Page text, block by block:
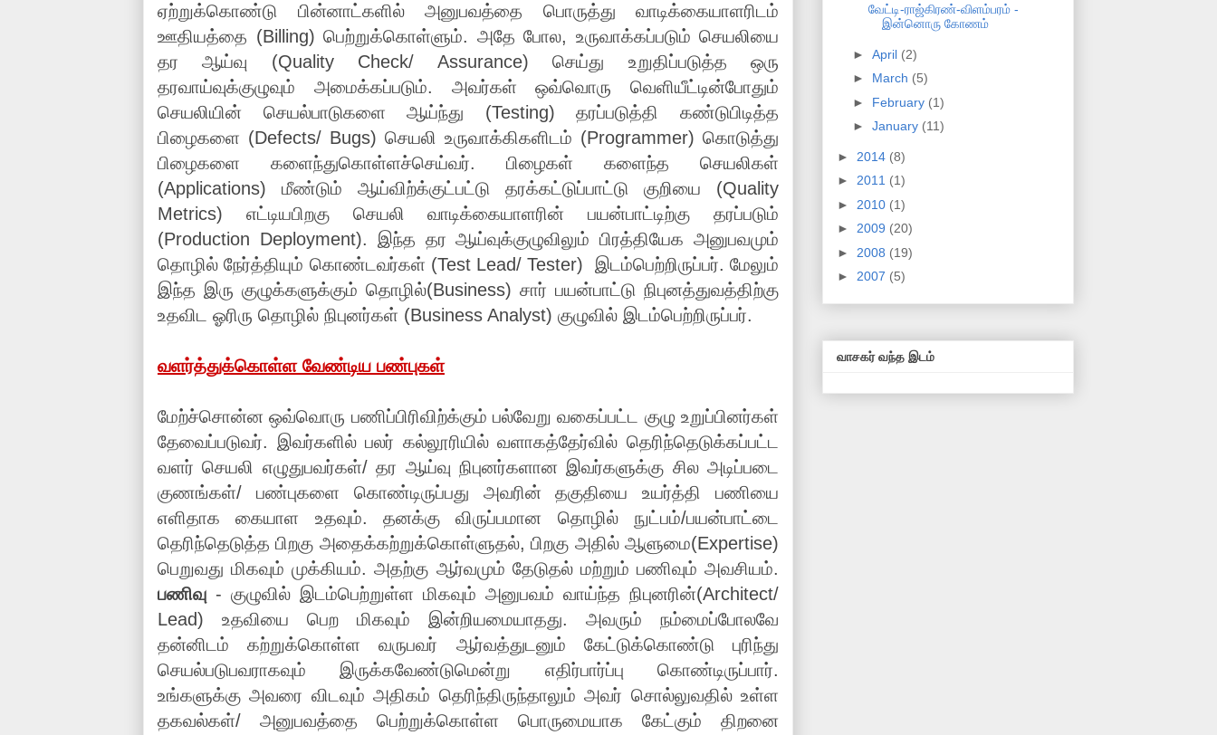
ஏற்றுக்கொண்டு பின்னாட்களில் அனுபவத்தை பொருத்து வாடிக்கையாளரிடம்
ஊதியத்தை (Billing) பெற்றுக்கொள்ளும். அதே போல, உருவாக்கப்படும் செயலியை
தர ஆய்வு (Quality Check/ Assurance) செய்து உறுதிப்படுத்த ஒரு
தரவாய்வுக்குழுவும் அமைக்கப்படும். அவர்கள் ஒவ்வொரு வெளியீட்டின்போதும்
செயலியின் செயல்பாடுகளை ஆய்ந்து (Testing) தரப்படுத்தி கண்டுபிடித்த
பிழைகளை (Defects/ Bugs) செயலி உருவாக்கிகளிடம் (Programmer) கொடுத்து
பிழைகளை களைந்துகொள்ளச்செய்வர். பிழைகள் களைந்த செயலிகள்
(Applications) மீண்டும் ஆய்விற்க்குட்பட்டு தரக்கட்டுப்பாட்டு குறியை (Quality
Metrics) எட்டியபிறகு செயலி வாடிக்கையாளரின் பயன்பாட்டிற்கு தரப்படும்
(Production Deployment). இந்த தர ஆய்வுக்குழுவிலும் பிரத்தியேக அனுபவமும்
தொழில் நேர்த்தியும் கொண்டவர்கள் (Test Lead/ Tester) இடம்பெற்றிருப்பர். மேலும்
இந்த இரு குழுக்களுக்கும் தொழில்(Business) சார் பயன்பாட்டு நிபுனத்துவத்திற்கு
உதவிட ஓரிரு தொழில் நிபுனர்கள் (Business Analyst) குழுவில் இடம்பெற்றிருப்பர்.
வளர்த்துக்கொள்ள வேண்டிய பண்புகள்
மேற்ச்சொன்ன ஒவ்வொரு பணிப்பிரிவிற்க்கும் பல்வேறு வகைப்பட்ட குழு உறுப்பினர்கள்
தேவைப்படுவர். இவர்களில் பலர் கல்லூரியில் வளாகத்தேர்வில் தெரிந்தெடுக்கப்பட்ட
வளர் செயலி எழுதுபவர்கள்/ தர ஆய்வு நிபுனர்களான இவர்களுக்கு சில அடிப்படை
குணங்கள்/ பண்புகளை கொண்டிருப்பது அவரின் தகுதியை உயர்த்தி பணியை
எளிதாக கையாள உதவும். தனக்கு விருப்பமான தொழில் நுட்பம்/பயன்பாட்டை
தெரிந்தெடுத்த பிறகு அதைக்கற்றுக்கொள்ளுதல், பிறகு அதில் ஆளுமை(Expertise)
பெறுவது மிகவும் முக்கியம். அதற்கு ஆர்வமும் தேடுதல் மற்றும் பணிவும் அவசியம்.
பணிவு - குழுவில் இடம்பெற்றுள்ள மிகவும் அனுபவம் வாய்ந்த நிபுனரின்(Architect/
Lead) உதவியை பெற மிகவும் இன்றியமையாதது. அவரும் நம்மைப்போலவே
தன்னிடம் கற்றுக்கொள்ள வருபவர் ஆர்வத்துடனும் கேட்டுக்கொண்டு புரிந்து
செயல்படுபவராகவும் இருக்கவேண்டுமென்று எதிர்பார்ப்பு கொண்டிருப்பார்.
உங்களுக்கு அவரை விடவும் அதிகம் தெரிந்திருந்தாலும் அவர் சொல்லுவதில் உள்ள
தகவல்கள்/ அனுபவத்தை பெற்றுக்கொள்ள பொருமையாக கேட்கும் திறனை
வேட்டி-ராஜ்கிரண்-விளம்பரம் -
இன்னொரு கோணம்
► April (2)
► March (5)
► February (1)
► January (11)
► 2014 (8)
► 2011 (1)
► 2010 (1)
► 2009 (20)
► 2008 (19)
► 2007 (5)
வாசகர் வந்த இடம்